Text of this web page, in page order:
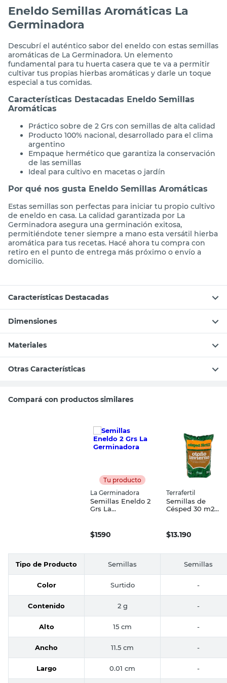
Eneldo Semillas Aromáticas La
Germinadora
Descubrí el auténtico sabor del eneldo con estas semillas
aromáticas de La Germinadora. Un elemento
fundamental para tu huerta casera que te va a permitir
cultivar tus propias hierbas aromáticas y darle un toque
especial a tus comidas.
Características Destacadas Eneldo Semillas
Aromáticas
Práctico sobre de 2 Grs con semillas de alta calidad
Producto 100% nacional, desarrollado para el clima
argentino
Empaque hermético que garantiza la conservación
de las semillas
Ideal para cultivo en macetas o jardín
Por qué nos gusta Eneldo Semillas Aromáticas
Estas semillas son perfectas para iniciar tu propio cultivo
de eneldo en casa. La calidad garantizada por La
Germinadora asegura una germinación exitosa,
permitiéndote tener siempre a mano esta versátil hierba
aromática para tus recetas. Hacé ahora tu compra con
retiro en el punto de entrega más próximo o envío a
domicilio.
Características Destacadas
Dimensiones
Materiales
Otras Características
Compará con productos similares
Tu producto
La Germinadora
Semillas Eneldo 2
Grs La
$1590
Terrafertil
Semillas de
Césped 30 m2
$13.190
Tipo de Producto Semillas Semillas
Color Surtido -
Contenido 2 g -
Alto 15 cm -
Ancho 11.5 cm -
Largo 0.01 cm -